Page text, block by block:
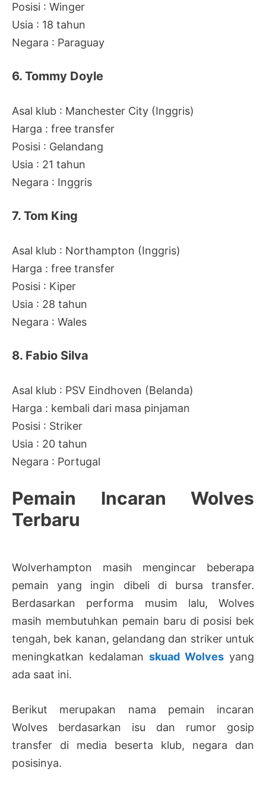
Posisi : Winger
Usia : 18 tahun
Negara : Paraguay
6. Tommy Doyle
Asal klub : Manchester City (Inggris)
Harga : free transfer
Posisi : Gelandang
Usia : 21 tahun
Negara : Inggris
7. Tom King
Asal klub : Northampton (Inggris)
Harga : free transfer
Posisi : Kiper
Usia : 28 tahun
Negara : Wales
8. Fabio Silva
Asal klub : PSV Eindhoven (Belanda)
Harga : kembali dari masa pinjaman
Posisi : Striker
Usia : 20 tahun
Negara : Portugal
Pemain Incaran Wolves
Terbaru
Wolverhampton masih mengincar beberapa
pemain yang ingin dibeli di bursa transfer.
Berdasarkan performa musim lalu, Wolves
masih membutuhkan pemain baru di posisi bek
tengah, bek kanan, gelandang dan striker untuk
meningkatkan kedalaman skuad Wolves yang
ada saat ini.
Berikut merupakan nama pemain incaran
Wolves berdasarkan isu dan rumor gosip
transfer di media beserta klub, negara dan
posisinya.